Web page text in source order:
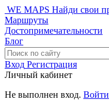
WE MAPS Найди свои
Маршруты
Достопримечательности
Блог
Вход Регистрация
Личный кабинет
Не выполнен вход. Войти